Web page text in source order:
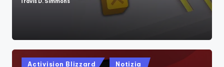
Posted
Travis D. Simmons
Posted
Activision Blizzard Notizia